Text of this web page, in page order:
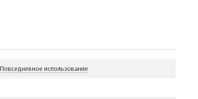
Повседневное использование